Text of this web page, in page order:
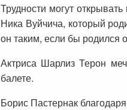
Трудности могут
Ника Вуйчича, который
он таким, если бы родился
Актриса Шарлиз Терон
балете.
Борис Пастернак